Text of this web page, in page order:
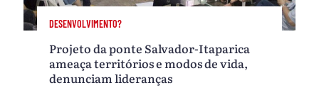
DESENVOLVIMENTO?
Projeto da ponte Salvador-Itaparica
ameaça territórios e modos de vida,
denunciam lideranças